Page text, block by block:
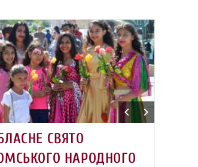
СВЯТО
НАРОДНОГО